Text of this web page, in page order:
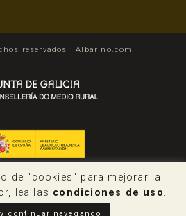
reservados | Albariño.com
de "cookies" para mejorar la
lea las condiciones de uso.
continuar navegando